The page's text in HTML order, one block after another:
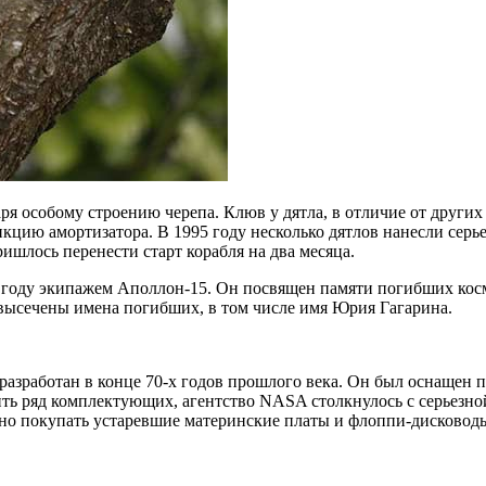
особому строению черепа. Клюв у дятла, в отличие от
амортизатора. В 1995 году несколько дятлов нанесли
перенести старт корабля на два месяца.
экипажем Аполлон-15. Он посвящен памяти погибших
имена погибших, в том числе имя Юрия Гагарина.
в конце 70-х годов прошлого века. Он был оснащен
ряд комплектующих, агентство NASA столкнулось с
покупать устаревшие материнские платы и флоппи-